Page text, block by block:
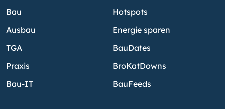
Bau
Ausbau
TGA
Praxis
Bau-IT
Hotspots
Energie sparen
BauDates
BroKatDowns
BauFeeds